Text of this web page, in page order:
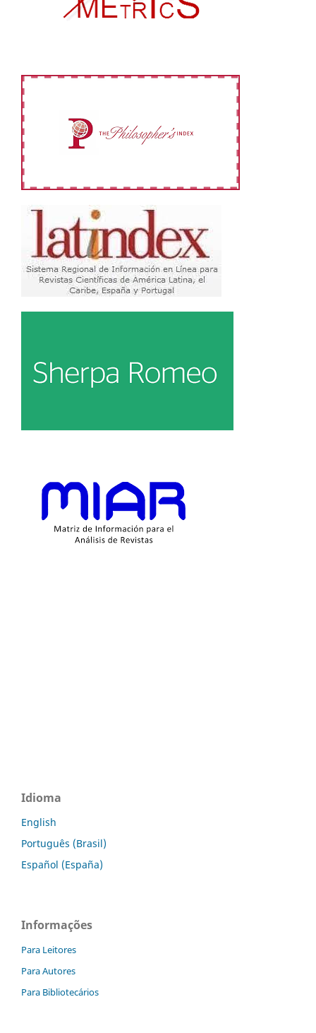
Idioma
English
Português (Brasil)
Español (España)
Informações
Para Leitores
Para Autores
Para Bibliotecários